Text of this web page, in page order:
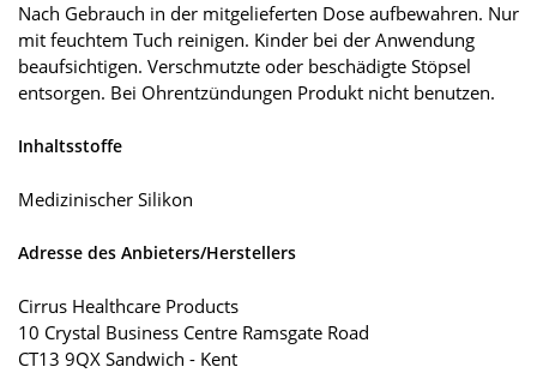
Nach Gebrauch in der mitgelieferten Dose aufbewahren. Nur
mit feuchtem Tuch reinigen. Kinder bei der Anwendung
beaufsichtigen. Verschmutzte oder beschädigte Stöpsel
entsorgen. Bei Ohrentzündungen Produkt nicht benutzen.
Inhaltsstoffe
Medizinischer Silikon
Adresse des Anbieters/Herstellers
Cirrus Healthcare Products
10 Crystal Business Centre Ramsgate Road
CT13 9QX Sandwich - Kent